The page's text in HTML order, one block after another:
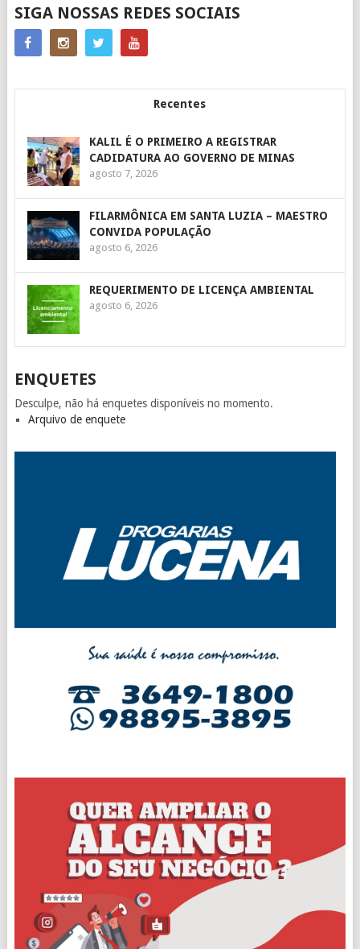
SIGA NOSSAS REDES SOCIAIS
Recentes
KALIL É O PRIMEIRO A REGISTRAR
CADIDATURA AO GOVERNO DE MINAS
agosto 7, 2026
FILARMÔNICA EM SANTA LUZIA – MAESTRO
CONVIDA POPULAÇÃO
agosto 6, 2026
REQUERIMENTO DE LICENÇA AMBIENTAL
agosto 6, 2026
ENQUETES
Desculpe, não há enquetes disponíveis no momento.
Arquivo de enquete